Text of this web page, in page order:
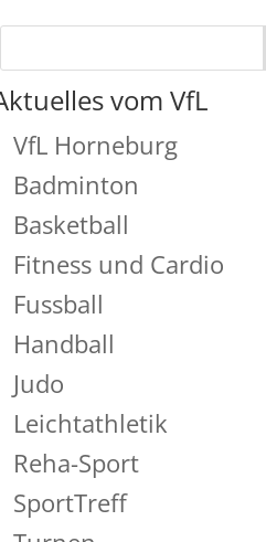
vom VfL
VfL Horneburg
Badminton
Basketball
Fitness und Cardio
Fussball
Handball
Judo
Leichtathletik
Reha-Sport
SportTreff